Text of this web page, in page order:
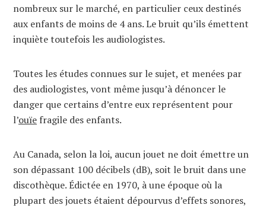
nombreux sur le marché, en particulier ceux destinés
aux enfants de moins de 4 ans. Le bruit qu’ils émettent
inquiète toutefois les audiologistes.
Toutes les études connues sur le sujet, et menées par
des audiologistes, vont même jusqu’à dénoncer le
danger que certains d’entre eux représentent pour
l’ouïe fragile des enfants.
Au Canada, selon la loi, aucun jouet ne doit émettre un
son dépassant 100 décibels (dB), soit le bruit dans une
discothèque. Édictée en 1970, à une époque où la
plupart des jouets étaient dépourvus d’effets sonores,